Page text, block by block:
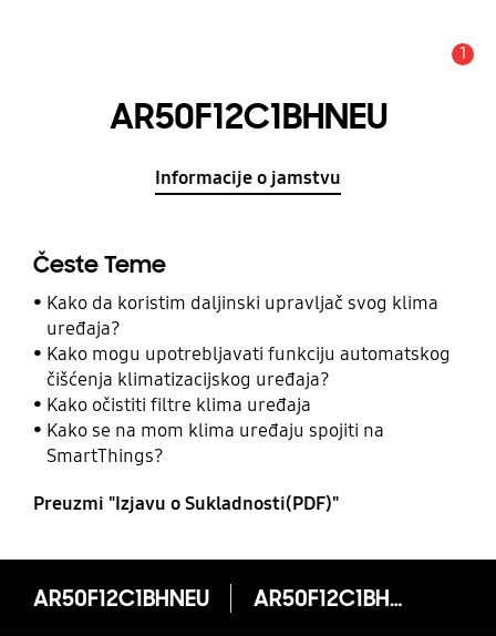
1
AR50F12C1BHNEU
Informacije o jamstvu
Česte Teme
Kako da koristim daljinski upravljač svog klima
uređaja?
Kako mogu upotrebljavati funkciju automatskog
čišćenja klimatizacijskog uređaja?
Kako očistiti filtre klima uređaja
Kako se na mom klima uređaju spojiti na
SmartThings?
Preuzmi "Izjavu o Sukladnosti(PDF)"
AR50F12C1BHNEU AR50F12C1BHNEU